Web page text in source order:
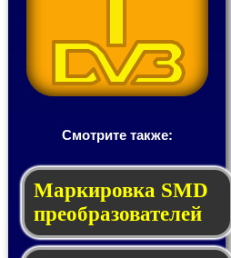
Смотрите также:
Мар­ки­ров­ка SMD
пре­об­ра­зо­ва­те­лей